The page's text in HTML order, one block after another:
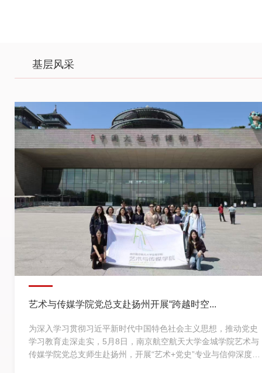
基层风采
艺术与传媒学院党总支赴扬州开展“跨越时空...
为深入学习贯彻习近平新时代中国特色社会主义思想，推动党史
学习教育走深走实，5月8日，南京航空航天大学金城学院艺术与
传媒学院党总支师生赴扬州，开展“艺术+党史”专业与信仰深度融